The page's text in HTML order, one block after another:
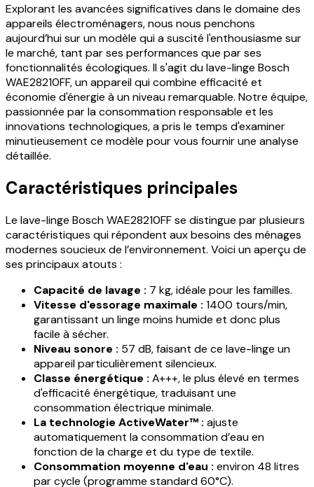
Explorant les avancées significatives dans le domaine des
appareils électroménagers, nous nous penchons
aujourd’hui sur un modèle qui a suscité l'enthousiasme sur
le marché, tant par ses performances que par ses
fonctionnalités écologiques. Il s'agit du lave-linge Bosch
WAE28210FF, un appareil qui combine efficacité et
économie d'énergie à un niveau remarquable. Notre équipe,
passionnée par la consommation responsable et les
innovations technologiques, a pris le temps d'examiner
minutieusement ce modèle pour vous fournir une analyse
détaillée.
Caractéristiques principales
Le lave-linge Bosch WAE28210FF se distingue par plusieurs
caractéristiques qui répondent aux besoins des ménages
modernes soucieux de l’environnement. Voici un aperçu de
ses principaux atouts :
Capacité de lavage : 7 kg, idéale pour les familles.
Vitesse d'essorage maximale : 1400 tours/min,
garantissant un linge moins humide et donc plus
facile à sécher.
Niveau sonore : 57 dB, faisant de ce lave-linge un
appareil particulièrement silencieux.
Classe énergétique : A+++, le plus élevé en termes
d'efficacité énergétique, traduisant une
consommation électrique minimale.
La technologie ActiveWater™ : ajuste
automatiquement la consommation d’eau en
fonction de la charge et du type de textile.
Consommation moyenne d'eau : environ 48 litres
par cycle (programme standard 60°C).